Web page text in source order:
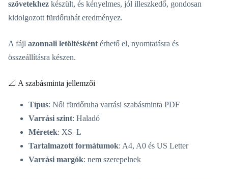
szövetekhez készült, és kényelmes, jól illeszkedő, gondosan
kidolgozott fürdőruhát eredményez.
A fájl azonnali letöltésként érhető el, nyomtatásra és
összeállításra készen.
📐 A szabásminta jellemzői
Típus: Női fürdőruha varrási szabásminta PDF
Varrási szint: Haladó
Méretek: XS–L
Tartalmazott formátumok: A4, A0 és US Letter
Varrási margók: nem szerepelnek